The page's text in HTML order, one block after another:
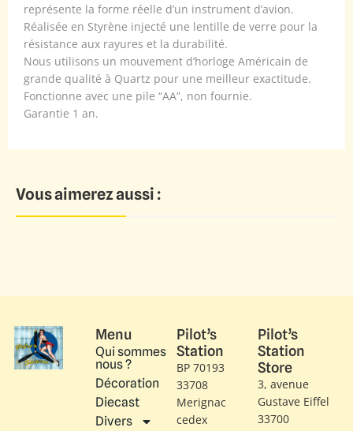
représente la forme réelle d’un instrument d’avion.
Réalisée en Styrène injecté une lentille de verre pour la
résistance aux rayures et la durabilité.
Nous utilisons un mouvement d’horloge Américain de
grande qualité à Quartz pour une meilleur exactitude.
Fonctionne avec une pile “AA”, non fournie.
Garantie 1 an.
Vous aimerez aussi :
Menu
Qui sommes
nous ?
Décoration
Diecast
Divers
Pilot’s
Station
BP 70193
33708
Merignac
cedex
Pilot’s
Station
Store
3, avenue
Gustave Eiffel​
33700